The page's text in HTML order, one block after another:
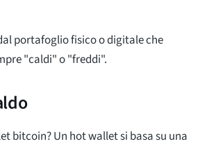
portafoglio fisico o digitale che
"caldi" o "freddi".
bitcoin? Un hot wallet si basa su una